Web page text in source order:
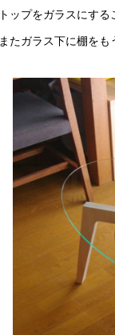
トップをガラスにす
またガラス下に棚をも